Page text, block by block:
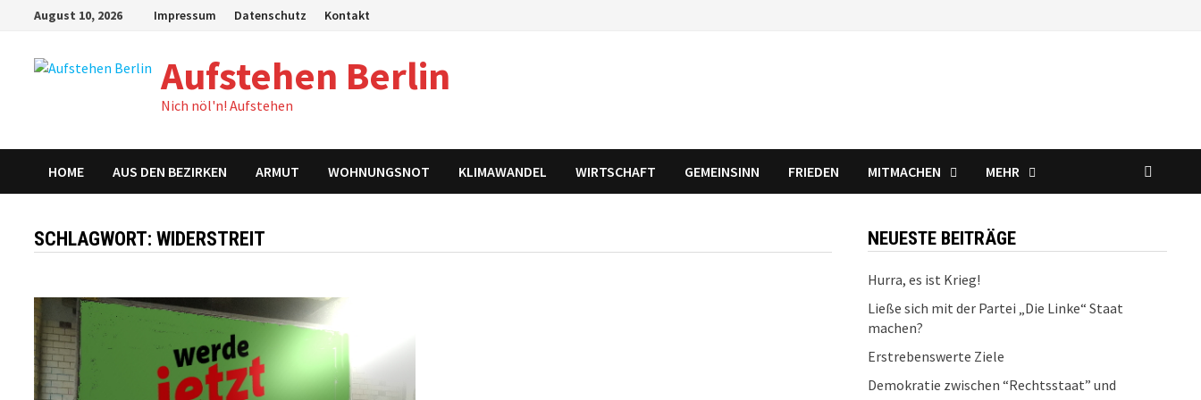
August 10, 2026 Impressum Datenschutz Kontakt
Aufstehen Berlin
Nich nöl'n! Aufstehen
HOME AUS DEN BEZIRKEN ARMUT WOHNUNGSNOT KLIMAWANDEL WIRTSCHAFT GEMEINSINN FRIEDEN MITMACHEN MEHR
SCHLAGWORT:WIDERSTREIT NEUESTE BEITRÄGE
Hurra, es ist Krieg!
Ließe sich mit der Partei „Die Linke“ Staat
machen?
Erstrebenswerte Ziele
Demokratie zwischen “Rechtsstaat” und